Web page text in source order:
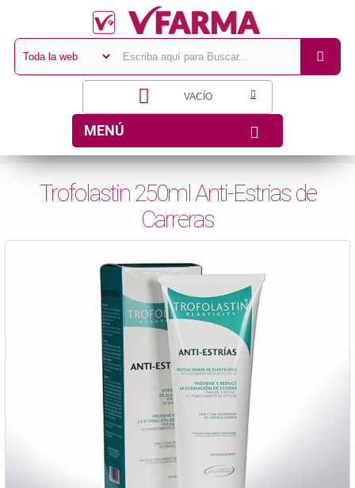
VACÍO
MENÚ
Trofolastin 250ml Anti-Estrias de
Carreras